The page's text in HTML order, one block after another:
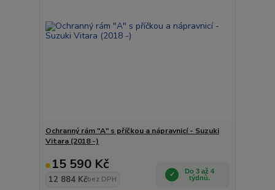
Ochranný rám "A" s příčkou a nápravnicí - Suzuki
Vitara (2018 -)
15 590 Kč
12 884 Kčbez DPH
Do 3 až 4
týdnů.